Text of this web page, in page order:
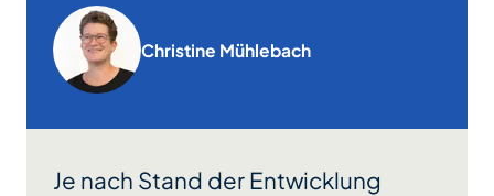
Christine Mühlebach
Je nach Stand der Entwicklung